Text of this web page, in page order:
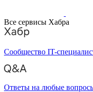
Все сервисы Хабра
Сообщество IT-
Ответы на любые